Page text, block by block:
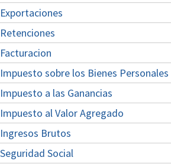
Exportaciones
Retenciones
Facturacion
Impuesto sobre los Bienes Personales
Impuesto a las Ganancias
Impuesto al Valor Agregado
Ingresos Brutos
Seguridad Social